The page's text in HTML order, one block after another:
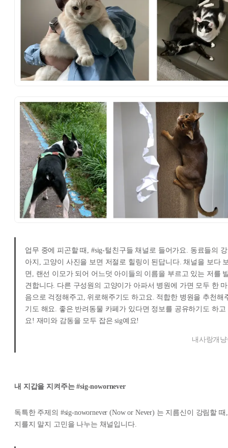
업무 중에 피곤할 때, #sig-털친구들 채널로 들어가요. 동료들의 강
아지, 고양이 사진을 보면 저절로 힐링이 된답니다. 채널을 보다
면, 랜선 이모가 되어 어느덧 아이들의 이름을 부르고 있는 저를
견합니다. 다른 구성원의 고양이가 아파서 병원에 가면 모두 한 마
음으로 걱정해주고, 위로해주기도 하고요. 적합한 병원을 추천해
기도 해요. 좋은 반려동물 카페가 있다면 정보를 공유하기도 하고
요! 재미와 감동을 모두 잡은 sig예요!
내사랑개
내 지갑을 지켜주는 #sig-nowornever
독특한 주제의 #sig-nowornever (Now or Never) 는 지름신이 강림할 때,
지를지 말지 고민을 나누는 채널입니다.